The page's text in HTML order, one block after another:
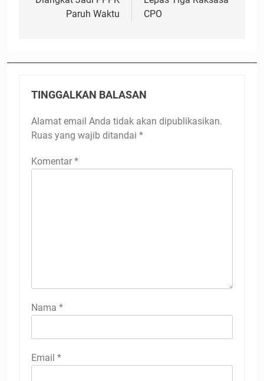
Paruh Waktu
CPO
TINGGALKAN BALASAN
Alamat email Anda tidak akan dipublikasikan.
Ruas yang wajib ditandai *
Komentar *
Nama *
Email *